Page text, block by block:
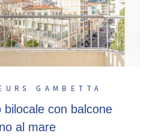
GAMBETTA
con balcone
al mare